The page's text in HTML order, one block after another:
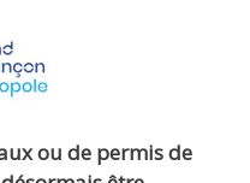
ou de permis de